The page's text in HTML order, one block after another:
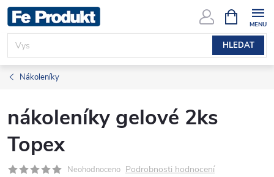
Přejít
na
obsah
HLEDAT
NÁKUPNÍ
KOŠÍK
Nákoleníky
nákoleníky gelové 2ks
Topex
Neohodnoceno Podrobnosti hodnocení